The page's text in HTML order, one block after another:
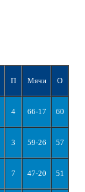
П Мячи О
4 66-17 60
3 59-26 57
7 47-20 51